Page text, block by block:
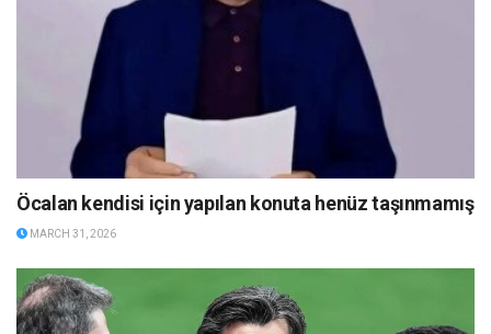
Öcalan kendisi için yapılan konuta henüz taşınmamış
MARCH 31, 2026